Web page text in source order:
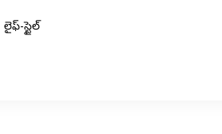
లైఫ్-స్టైల్